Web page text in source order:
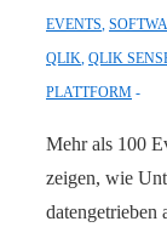
EVENTS
QLIK QLIK
PLATTFORM
Mehr als 100
zeigen, wie
datengetrieben